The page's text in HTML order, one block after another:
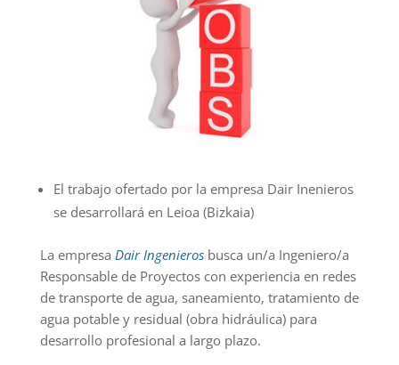
El trabajo ofertado por la empresa Dair Inenieros
se desarrollará en Leioa (Bizkaia)
La empresa Dair Ingenierosbusca un/a Ingeniero/a
Responsable de Proyectos con experiencia en redes
de transporte de agua, saneamiento, tratamiento de
agua potable y residual (obra hidráulica) para
desarrollo profesional a largo plazo.